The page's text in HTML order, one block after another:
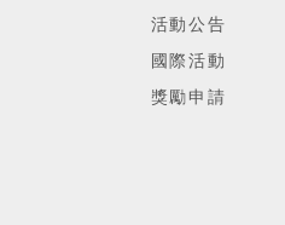
活動公告
國際活動
獎勵申請